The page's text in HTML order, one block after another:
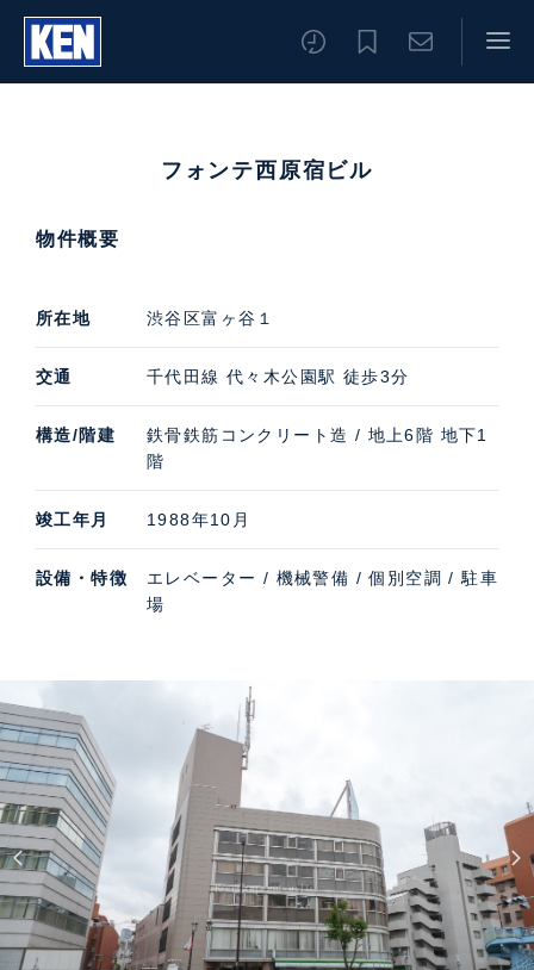
フォンテ西原宿ビル
物件概要
所在地 渋谷区富ヶ谷１
交通 千代田線 代々木公園駅 徒歩3分
構造/階建
鉄骨鉄筋コンクリート造 / 地上6階 地下1
階
竣工年月 1988年10月
設備・特徴
エレベーター / 機械警備 / 個別空調 / 駐車
場